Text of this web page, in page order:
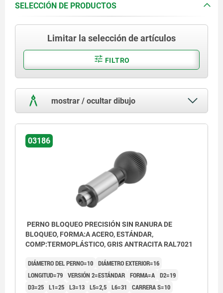
SELECCIÓN DE PRODUCTOS
Limitar la selección de artículos
FILTRO
mostrar / ocultar dibujo
03186
PERNO BLOQUEO PRECISIÓN SIN RANURA DE
BLOQUEO, FORMA:A ACERO, ESTÁNDAR,
COMP:TERMOPLÁSTICO, GRIS ANTRACITA RAL7021
DIÁMETRO DEL PERNO=10 DIÁMETRO EXTERIOR=16
LONGITUD=79 VERSIÓN 2=ESTÁNDAR FORMA=A D2=19
D3=25 L1=25 L3=13 L5=2,5 L6=31
CARRERA S=10